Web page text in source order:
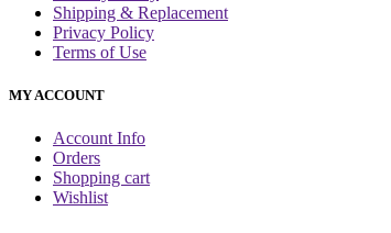
Shipping & Replacement
Privacy Policy
Terms of Use
MY ACCOUNT
Account Info
Orders
Shopping cart
Wishlist